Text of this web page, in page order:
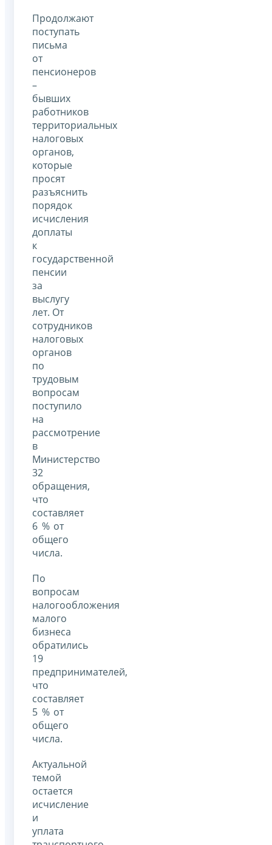
Продолжают
поступать
письма
от
пенсионеров
–
бывших
работников
территориальных
налоговых
органов,
которые
просят
разъяснить
порядок
исчисления
доплаты
к
государственной
пенсии
за
выслугу
лет. От
сотрудников
налоговых
органов
по
трудовым
вопросам
поступило
на
рассмотрение
в
Министерство
32
обращения,
что
составляет
6 % от
общего
числа.
По
вопросам
налогообложения
малого
бизнеса
обратились
19
предпринимателей,
что
составляет
5 % от
общего
числа.
Актуальной
темой
остается
исчисление
и
уплата